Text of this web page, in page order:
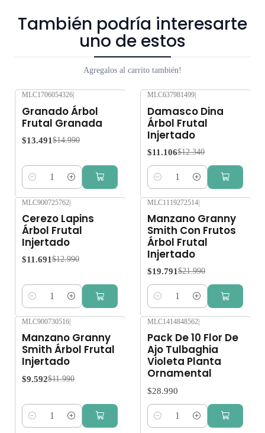
También podría interesarte
uno de estos
Agregalos al carrito también!
MLC1706054326
Granado Árbol
Frutal Granada
$13.491 $14.990
Cantidad
MLC637981499
Damasco Dina
Árbol Frutal
Injertado
$11.106$12.340
Cantidad
MLC900725762|
Cerezo Lapins
Árbol Frutal
Injertado
$11.691 $12.990
Cantidad
MLC1119272514|
Manzano Granny
Smith Con Frutos
Árbol Frutal
Injertado
$19.791 $21.990
Cantidad
MLC900730516
Manzano Granny
Smith Árbol Frutal
Injertado
$9.592$11.990
Cantidad
MLC1414848562
Pack De 10 Flor De
Ajo Tulbaghia
Violeta Planta
Ornamental
$28.990
Cantidad